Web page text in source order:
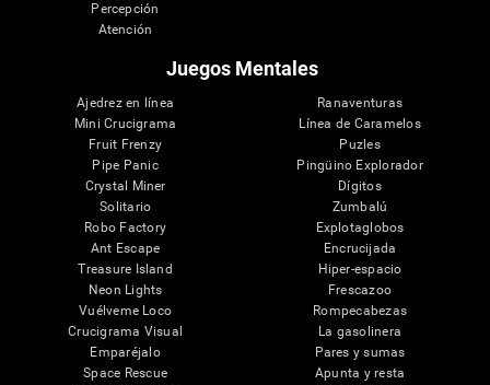
Percepción
Atención
Juegos Mentales
Ajedrez en línea
Mini Crucigrama
Fruit Frenzy
Pipe Panic
Crystal Miner
Solitario
Robo Factory
Ant Escape
Treasure Island
Neon Lights
Vuélveme Loco
Crucigrama Visual
Emparéjalo
Space Rescue
Ranaventuras
Línea de Caramelos
Puzles
Pingüino Explorador
Dígitos
Zumbalú
Explotaglobos
Encrucijada
Hiper-espacio
Frescazoo
Rompecabezas
La gasolinera
Pares y sumas
Apunta y resta